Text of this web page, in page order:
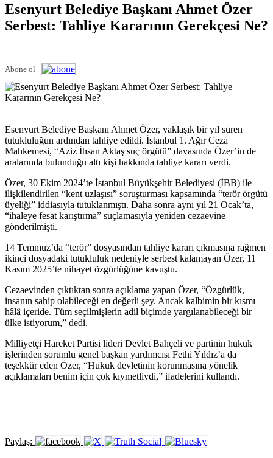
Esenyurt Belediye Başkanı Ahmet Özer
Serbest: Tahliye Kararının Gerekçesi Ne?
Abone ol
Esenyurt Belediye Başkanı Ahmet Özer, yaklaşık bir yıl süren
tutukluluğun ardından tahliye edildi. İstanbul 1. Ağır Ceza
Mahkemesi, “Aziz İhsan Aktaş suç örgütü” davasında Özer’in de
aralarında bulunduğu altı kişi hakkında tahliye kararı verdi.
Özer, 30 Ekim 2024’te İstanbul Büyükşehir Belediyesi (İBB) ile
ilişkilendirilen “kent uzlaşısı” soruşturması kapsamında “terör örgütü
üyeliği” iddiasıyla tutuklanmıştı. Daha sonra aynı yıl 21 Ocak’ta,
“ihaleye fesat karıştırma” suçlamasıyla yeniden cezaevine
gönderilmişti.
14 Temmuz’da “terör” dosyasından tahliye kararı çıkmasına rağmen
ikinci dosyadaki tutukluluk nedeniyle serbest kalamayan Özer, 11
Kasım 2025’te nihayet özgürlüğüne kavuştu.
Cezaevinden çıktıktan sonra açıklama yapan Özer, “Özgürlük,
insanın sahip olabileceği en değerli şey. Ancak kalbimin bir kısmı
hâlâ içeride. Tüm seçilmişlerin adil biçimde yargılanabileceği bir
ülke istiyorum,” dedi.
Milliyetçi Hareket Partisi lideri Devlet Bahçeli ve partinin hukuk
işlerinden sorumlu genel başkan yardımcısı Fethi Yıldız’a da
teşekkür eden Özer, “Hukuk devletinin korunmasına yönelik
açıklamaları benim için çok kıymetliydi,” ifadelerini kullandı.
Paylaş: